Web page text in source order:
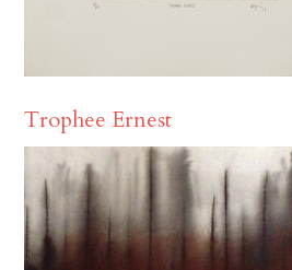
Trophee Ernest